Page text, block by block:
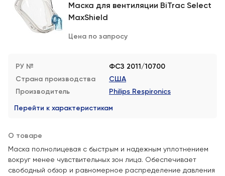
Маска для вентиляции BiTrac Select
MaxShield
Цена по запросу
РУ №
ФСЗ 2011/10700
Страна производства
США
Производитель
Philips Respironics
Перейти к характеристикам
О товаре
Маска полнолицевая с быстрым и надежным уплотнением
вокруг менее чувствительных зон лица. Обеспечивает
свободный обзор и равномерное распределение давления